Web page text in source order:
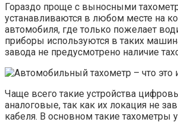
Гораздо проще с выносными
устанавливаются в любом месте на
автомобиля, где только пожелает
приборы используются в таких
завода не предусмотрено наличие
Чаще всего такие устройства
аналоговые, так как их локация не
кабеля. В основном такие тахометры